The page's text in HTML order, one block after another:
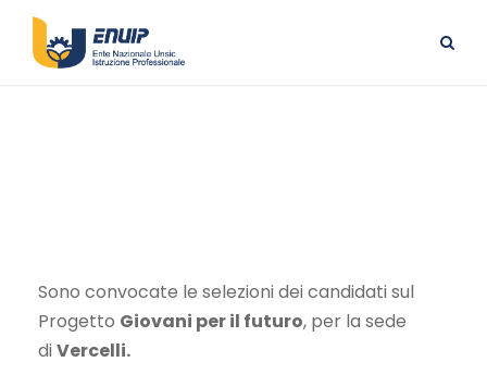
Sono convocate le selezioni dei candidati sul
Progetto Giovani per il futuro, per la sede
di Vercelli.